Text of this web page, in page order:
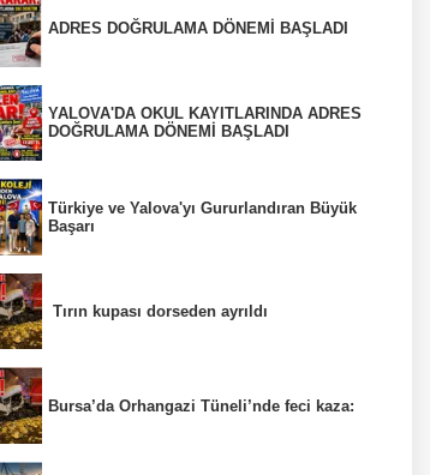
ADRES DOĞRULAMA DÖNEMİ BAŞLADI
YALOVA'DA OKUL KAYITLARINDA ADRES
DOĞRULAMA DÖNEMİ BAŞLADI
Türkiye ve Yalova'yı Gururlandıran Büyük
Başarı
Tırın kupası dorseden ayrıldı
Bursa’da Orhangazi Tüneli’nde feci kaza: